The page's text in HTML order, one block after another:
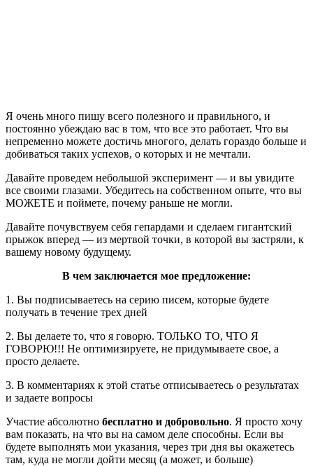
Я очень много пишу всего полезного и правильного, и
постоянно убеждаю вас в том, что все это работает. Что вы
непременно можете достичь многого, делать гораздо больше и
добиваться таких успехов, о которых и не мечтали.
Давайте проведем небольшой эксперимент — и вы увидите
все своими глазами. Убедитесь на собственном опыте, что вы
МОЖЕТЕ и поймете, почему раньше не могли.
Давайте почувствуем себя гепардами и сделаем гигантский
прыжок вперед — из мертвой точки, в которой вы застряли, к
вашему новому будущему.
В чем заключается мое предложение:
1. Вы подписываетесь на серию писем, которые будете
получать в течение трех дней
2. Вы делаете то, что я говорю. ТОЛЬКО ТО, ЧТО Я
ГОВОРЮ!!! Не оптимизируете, не придумываете свое, а
просто делаете.
3. В комментариях к этой статье отписываетесь о результатах
и задаете вопросы
Участие абсолютно бесплатно и добровольно. Я просто хочу
вам показать, на что вы на самом деле способны. Если вы
будете выполнять мои указания, через три дня вы окажетесь
там, куда не могли дойти месяц (а может, и больше)